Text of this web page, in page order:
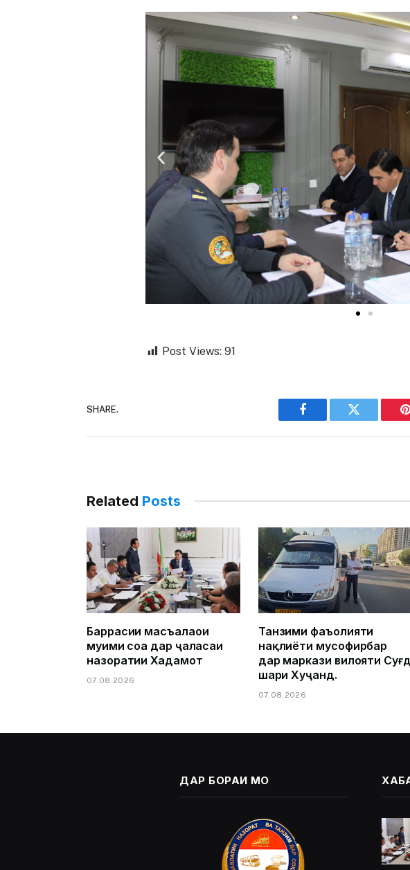
Post Views: 91
SHARE.
Facebook Twitter
Related Posts
Баррасии масъалаҳои
муҳими соҳа дар ҷаласаи
назоратии Хадамот
07.08.2026
Танзими фаъолияти
нақлиёти мусофирбар
дар маркази вилояти Суғд
шаҳри Хуҷанд.
07.08.2026
ДАР БОРАИ МО